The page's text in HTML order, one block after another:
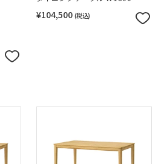
¥104,500 (税込)